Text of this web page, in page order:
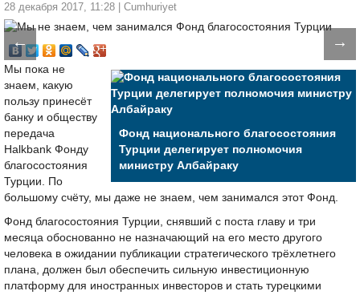
28 декабря 2017, 11:28 Cumhuriyet
← →
Фонд национального благосостояния
Турции делегирует полномочия
министру Албайраку
Мы пока не
знаем, какую
пользу принесёт
банку и обществу
передача
Halkbank Фонду
благосостояния
Турции. По
большому счёту, мы даже не знаем, чем занимался этот Фонд.
Фонд благосостояния Турции, снявший с поста главу и три
месяца обоснованно не назначающий на его место другого
человека в ожидании публикации стратегического трёхлетнего
плана, должен был обеспечить сильную инвестиционную
платформу для иностранных инвесторов и стать турецкими